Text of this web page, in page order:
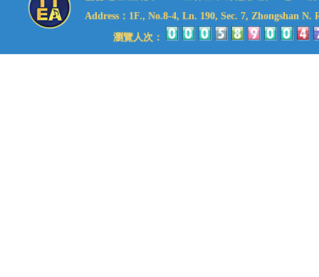
Address：1F., No.8-4, Ln. 190, Sec. 7, Zhongshan
瀏覽人次：